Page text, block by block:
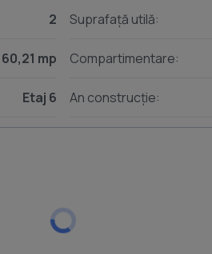
2 Suprafață utilă:
60,21 mp Compartimentare:
Etaj 6 An construcție: